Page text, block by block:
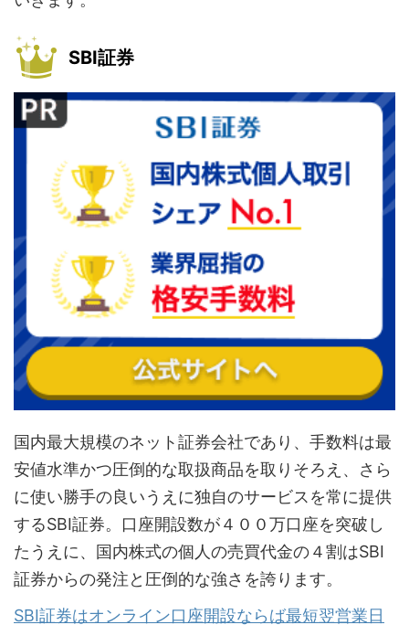
SBI証券
国内最大規模のネット証券会社であり、手数料は最
安値水準かつ圧倒的な取扱商品を取りそろえ、さら
に使い勝手の良いうえに独自のサービスを常に提供
するSBI証券。口座開設数が４００万口座を突破し
たうえに、国内株式の個人の売買代金の４割はSBI
証券からの発注と圧倒的な強さを誇ります。
SBI証券はオンライン口座開設ならば最短翌営業日